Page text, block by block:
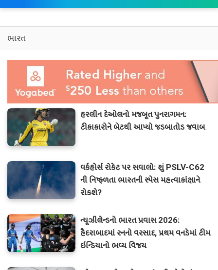
ભારત
હરલીન દેઓલનો મજબૂત પુનરાગમન:
ટીકાકારોને બેટથી આપ્યો જડબાતોડ જવાબ
વર્કહોર્સ રોકેટ પર સવાલો: શું PSLV-C62
ની નિષ્ફળતા ભારતની સ્પેસ મહત્વાકાંક્ષાને
રોકશે?
ન્યૂઝીલેન્ડનો ભારત પ્રવાસ 2026:
હૈદરાબાદમાં રનનો વરસાદ, પ્રથમ વનડેમાં ટીમ
ઇન્ડિયાનો ભવ્ય વિજય